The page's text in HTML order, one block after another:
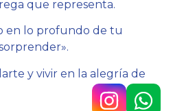
que representa.
en lo profundo de tu
y vivir en la alegría de